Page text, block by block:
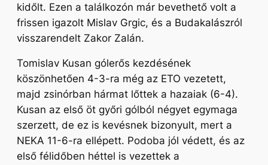
kidőlt. Ezen a találkozón már bevethető volt a
frissen igazolt Mislav Grgic, és a Budakalászról
visszarendelt Zakor Zalán.
Tomislav Kusan gólerős kezdésének
köszönhetően 4-3-ra még az ETO vezetett,
majd zsinórban hármat lőttek a hazaiak (6-4).
Kusan az első öt győri gólból négyet egymaga
szerzett, de ez is kevésnek bizonyult, mert a
NEKA 11-6-ra ellépett. Podoba jól védett, és az
első félidőben héttel is vezettek a